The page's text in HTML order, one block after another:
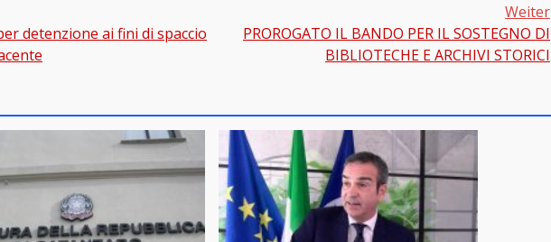
detenzione ai fini di spaccio
Weiter
PROROGATO IL BANDO PER IL SOSTEGNO DI
BIBLIOTECHE E ARCHIVI STORICI